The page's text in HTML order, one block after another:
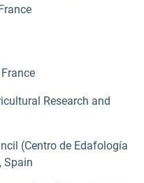
Research and
(Centro de Edafología
Spain